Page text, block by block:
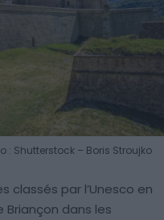
: Shutterstock – Boris Stroujko
classés par l’Unesco en
Briançon dans les